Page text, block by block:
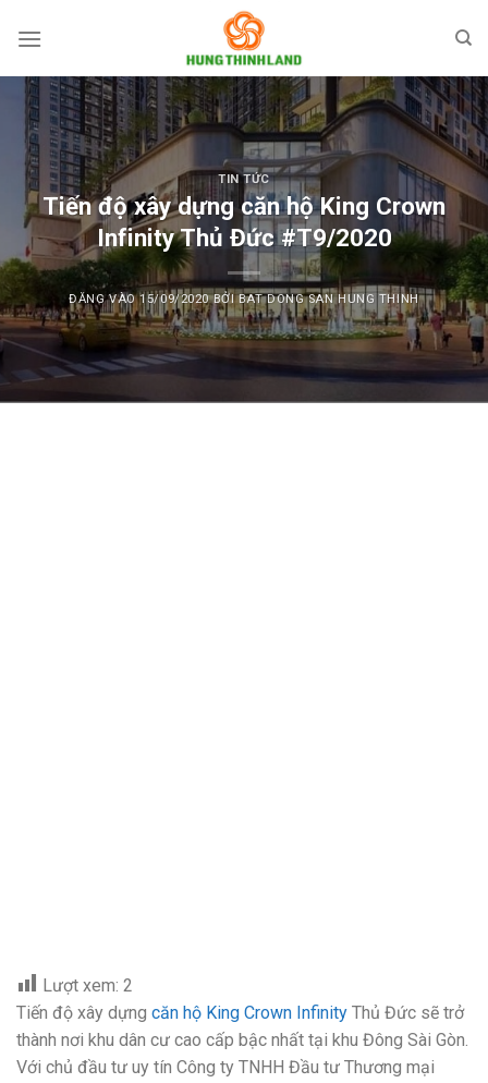
qua
dung
TIN TỨC
Tiến độ xây dựng căn hộ King Crown
Infinity Thủ Đức #T9/2020
ĐĂNG VÀO15/09/2020 BỞIBAT DONG SAN HUNG THINH
Lượt xem: 2
Tiến độ xây dựng căn hộ King Crown Infinity Thủ Đức sẽ trở
thành nơi khu dân cư cao cấp bậc nhất tại khu Đông Sài Gòn.
Với chủ đầu tư uy tín Công ty TNHH Đầu tư Thương mại